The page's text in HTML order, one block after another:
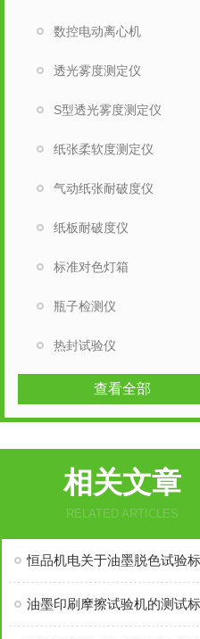
数控电动离心机
透光雾度测定仪
S型透光雾度测定仪
纸张柔软度测定仪
气动纸张耐破度仪
纸板耐破度仪
标准对色灯箱
瓶子检测仪
热封试验仪
查看全部
相关文章
RELATED ARTICLES